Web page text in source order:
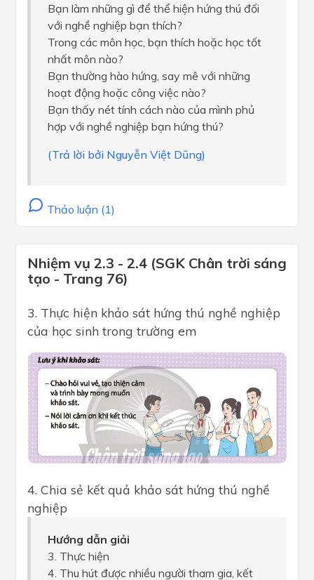
Bạn làm những gì để thể hiện hứng thú đối
với nghề nghiệp bạn thích?
Trong các môn học, bạn thích hoặc học tốt
nhất môn nào?
Bạn thường hào hứng, say mê với những
hoạt động hoặc công việc nào?
Bạn thấy nét tính cách nào của mình phủ
hợp với nghề nghiệp bạn hứng thú?
(Trả lời bởi Nguyễn Việt Dũng)
Thảo luận (1)
Nhiệm vụ 2.3 - 2.4 (SGK Chân trời sáng
tạo - Trang 76)
3. Thực hiện khảo sát hứng thú nghề nghiệp
của học sinh trong trường em
4. Chia sẻ kết quả khảo sát hứng thú nghề
nghiệp
Hướng dẫn giải
3. Thực hiện
4. Thu hút được nhiều người tham gia, kết